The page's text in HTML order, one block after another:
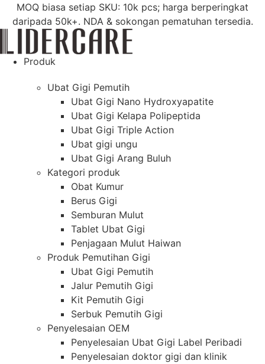
Langkau
kandungan
MOQ biasa setiap SKU: 10k pcs; harga berperingkat
daripada 50k+. NDA & sokongan pematuhan tersedia.
Produk
Ubat Gigi Pemutih
Ubat Gigi Nano Hydroxyapatite
Ubat Gigi Kelapa Polipeptida
Ubat Gigi Triple Action
Ubat gigi ungu
Ubat Gigi Arang Buluh
Kategori produk
Obat Kumur
Berus Gigi
Semburan Mulut
Tablet Ubat Gigi
Penjagaan Mulut Haiwan
Produk Pemutihan Gigi
Ubat Gigi Pemutih
Jalur Pemutih Gigi
Kit Pemutih Gigi
Serbuk Pemutih Gigi
Penyelesaian OEM
Penyelesaian Ubat Gigi Label Peribadi
Penyelesaian doktor gigi dan klinik